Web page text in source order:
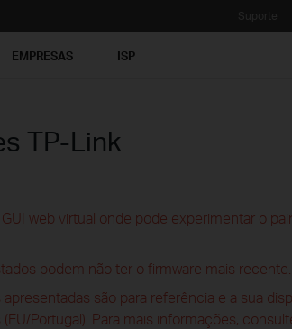
EMPRESAS ISP
TP-Link
web virtual onde pode experimentar o
podem não ter o firmware mais recente.
são para referência e a sua
Portugal). Para mais informações,